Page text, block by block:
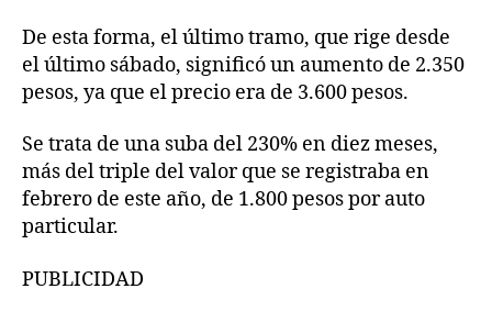
De esta forma, el último tramo, que rige desde
el último sábado, significó un aumento de 2.350
pesos, ya que el precio era de 3.600 pesos.
Se trata de una suba del 230% en diez meses,
más del triple del valor que se registraba en
febrero de este año, de 1.800 pesos por auto
particular.
PUBLICIDAD